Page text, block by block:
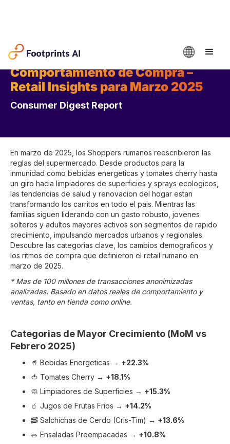
Comportamiento de Compra –
Retail Insights para Marzo 2025
Consumer Digest Report
En marzo de 2025, los Shoppers rumanos reescribieron las
reglas del supermercado. Desde productos para la
inmunidad como bebidas energeticas y tomates cherry hasta
un giro hacia limpiadores de superficies y sprays ecologicos,
las tendencias de salud y renovacion del hogar estan
transformando los carritos en todo el pais. Mientras las
familias siguen liderando con un gasto robusto, jovenes
solteros y adultos mayores activos son segmentos de rapido
crecimiento, impulsando mercados urbanos y regionales.
Descubre las categorias clave, los cambios demograficos y
los ritmos de compra que definieron el retail rumano en
marzo de 2025.
* Mas de 100 millones de transacciones anonimizadas
analizadas. Basado en datos reales de comportamiento y
ventas, tanto en tienda como online.
Categorias de Mayor Crecimiento (MoM vs
Febrero 2025)
🥤 Bebidas Energeticas → +22.3%
🍅 Tomates Cherry → +18.1%
🧼 Limpiadores de Superficies → +15.3%
🧃 Jugos de Frutas Frios → +14.2%
🥓 Salchichas de Cerdo (Cris-Tim) → +13.6%
🥗 Ensaladas Preempacadas → +10.8%